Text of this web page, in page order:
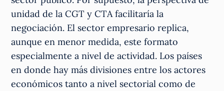
unidad de la CGT y CTA facilitaría la
negociación. El sector empresario replica,
aunque en menor medida, este formato
especialmente a nivel de actividad. Los países
en donde hay más divisiones entre los actores
económicos tanto a nivel sectorial como de